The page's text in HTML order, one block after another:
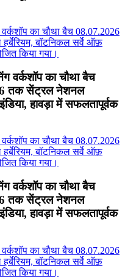
वर्कशॉप का चौथा बैच
तक सेंट्रल नेशनल
हावड़ा में सफलतापूर्वक
वर्कशॉप का चौथा बैच
तक सेंट्रल नेशनल
हावड़ा में सफलतापूर्वक